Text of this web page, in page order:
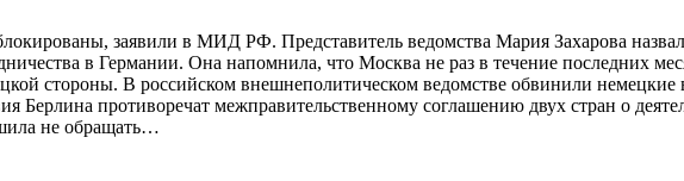
заявили в МИД РФ. Представитель ведомства Мария Захарова
в Германии. Она напомнила, что Москва не раз в течение последних
стороны. В российском внешнеполитическом ведомстве обвинили
Берлина противоречат межправительственному соглашению двух стран о
не обращать…